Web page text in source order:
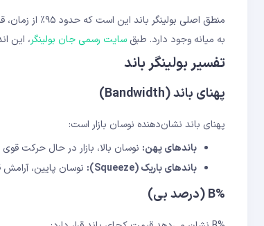
منطق اصلی
به میانه وجود دارد. طبق سایت رسمی جان بولینگر، این
تفسیر بولینگر باند
پهنای باند (Bandwidth)
پهنای باند نشان‌دهنده نوسان بازار است:
باندهای پهن: نوسان بالا، بازار در حال حرکت قوی
باندهای باریک (Squeeze):
نوسان پایین،
%B (درصد بی)